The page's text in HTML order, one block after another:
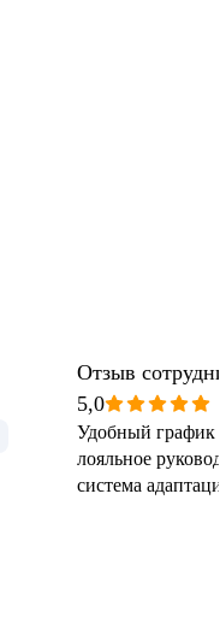
Отзыв
5,0
Удобный график
лояльное
система